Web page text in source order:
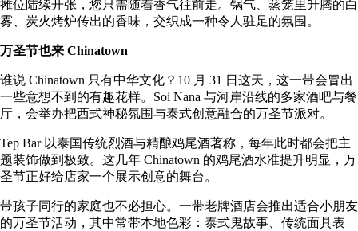
摊位陆续开张，您只需随着香气往前走。锅气、蒸笼里升腾的白
雾、炭火烤炉传出的香味，交织成一种令人驻足的氛围。
万圣节也来 Chinatown
谁说 Chinatown 只有中华文化？10 月 31 日这天，这一带会冒出
一些意想不到的有趣花样。Soi Nana 与河岸沿线的多家酒吧与餐
厅，会举办把西式神秘氛围与泰式创意融合的万圣节派对。
Tep Bar 以泰国传统烈酒与精酿鸡尾酒著称，每年此时都会把主
题装饰做到极致。这几年 Chinatown 的鸡尾酒水准提升明显，万
圣节正好给店家一个展示创意的舞台。
带孩子同行的家庭也不必担心。一带老牌酒店会推出适合小朋友
的万圣节活动，其中常带本地色彩：泰式鬼故事、传统面具表